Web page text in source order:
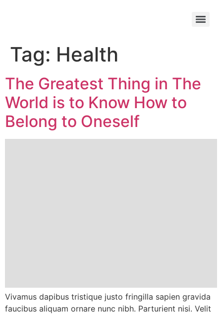
Tag: Health
The Greatest Thing in The
World is to Know How to
Belong to Oneself
Vivamus dapibus tristique justo fringilla sapien gravida
faucibus aliquam ornare nunc nibh. Parturient nisi. Velit